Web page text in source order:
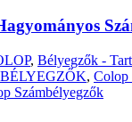
, Bélyegzők -
, Colop
Számbélyegzők